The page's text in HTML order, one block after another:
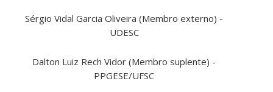
Sérgio Vidal Garcia Oliveira (Membro externo) -
UDESC
Dalton Luiz Rech Vidor (Membro suplente) -
PPGESE/UFSC